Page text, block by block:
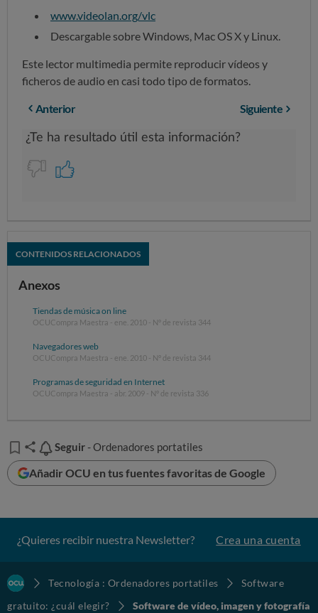
www.videolan.org/vlc
Descargable sobre Windows, Mac OS X y Linux.
Este lector multimedia permite reproducir vídeos y
ficheros de audio en casi todo tipo de formatos.
Anterior Siguiente
CONTENIDOS RELACIONADOS
Anexos
Tiendas de música on line
OCUCompra Maestra - ene. 2010 - Nº de revista 344
Navegadores web
OCUCompra Maestra - ene. 2010 - Nº de revista 344
Programas de seguridad en Internet
OCUCompra Maestra - abr. 2009 - Nº de revista 336
Seguir
Seguir - Ordenadores portatiles
Añadir OCU en tus fuentes favoritas de Google
¿Quieres recibir nuestra Newsletter? Crea una cuenta
Tecnología : Ordenadores portatiles
Software
gratuito: ¿cuál elegir?
Software de vídeo, imagen y fotografía